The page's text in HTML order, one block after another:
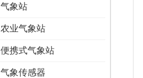
气象站
农业气象站
便携式气象站
气象传感器